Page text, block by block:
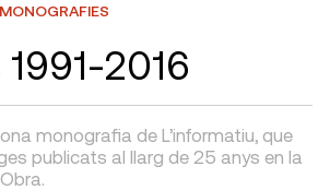
MONOGRAFIES
2016
monografia de L’informatiu, que
publicats al llarg de 25 anys en la